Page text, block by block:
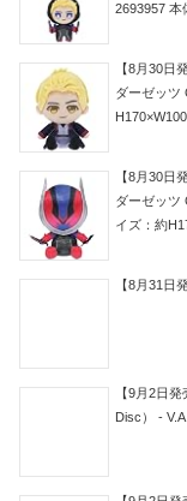
2693957 本
【8月30日
ダーゼッツ
【8月30日
ダーゼッツ
イズ：約
【8月31日
【9月2日
Disc） - V.A.